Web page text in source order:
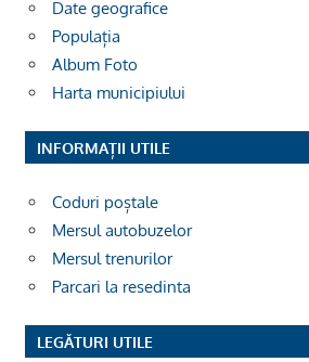
Date geografice
Populația
Album Foto
Harta municipiului
INFORMAȚII UTILE
Coduri poștale
Mersul autobuzelor
Mersul trenurilor
Parcari la resedinta
LEGĂTURI UTILE